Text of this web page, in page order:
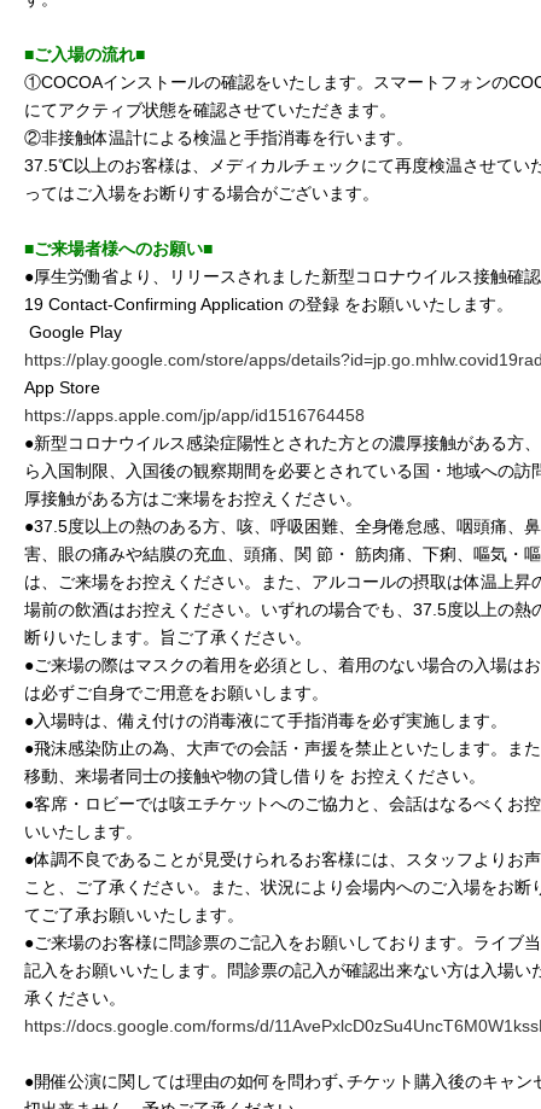
■ご入場の流れ■
①COCOAインストールの確認をいたします。スマートフォンの
にてアクティブ状態を確認させていただきます。
②非接触体温計による検温と手指消毒を行います。
37.5℃以上のお客様は、メディカルチェックにて再度検温させてい
ってはご入場をお断りする場合がございます。
■ご来場者様へのお願い■
●厚生労働省より、リリースされました新型コロナウイルス接触確
19 Contact-Confirming Application の登録 をお願いいたします。
Google Play
https://play.google.com/store/apps/
App Store
https://apps.apple.com/jp/app/id1516764458
●新型コロナウイルス感染症陽性とされた方との濃厚接触がある方
ら入国制限、入国後の観察期間を必要とされている国・地域への訪
厚接触がある方はご来場をお控えください。
●37.5度以上の熱のある方、咳、呼吸困難、全身倦怠感、咽頭痛、
害、眼の痛みや結膜の充血、頭痛、関 節・ 筋肉痛、下痢、嘔気・
は、ご来場をお控えください。また、アルコールの摂取は体温上昇
場前の飲酒はお控えください。いずれの場合でも、37.5度以上の熱
断りいたします。旨ご了承ください。
●ご来場の際はマスクの着用を必須とし、着用のない場合の入場は
は必ずご自身でご用意をお願いします。
●入場時は、備え付けの消毒液にて手指消毒を必ず実施します。
●飛沫感染防止の為、大声での会話・声援を禁止といたします。ま
移動、来場者同士の接触や物の貸し借りを お控えください。
●客席・ロビーでは咳エチケットへのご協力と、会話はなるべくお
いいたします。
●体調不良であることが見受けられるお客様には、スタッフよりお
こと、ご了承ください。また、状況により会場内へのご入場をお断
てご了承お願いいたします。
●ご来場のお客様に問診票のご記入をお願いしております。ライブ
記入をお願いいたします。問診票の記入が確認出来ない方は入場い
承ください。
https://docs.google.com/forms/d/
●開催公演に関しては理由の如何を問わず､チケット購入後のキャン